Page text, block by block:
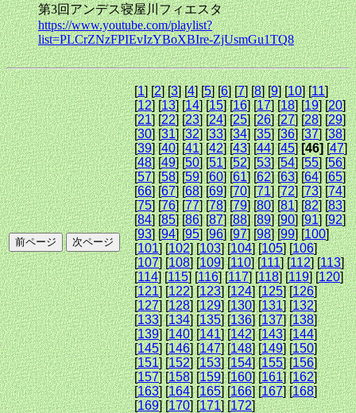
第3回アンデス寝屋川フィエスタ
https://www.youtube.com/playlist?
list=PLCrZNzFPIEvIzYBoXBIre-ZjUsmGu1TQ8
[1] [2] [3] [4] [5] [6] [7] [8] [9] [10] [11]
[12] [13] [14] [15] [16] [17] [18] [19] [20]
[21] [22] [23] [24] [25] [26] [27] [28] [29]
[30] [31] [32] [33] [34] [35] [36] [37] [38]
[39] [40] [41] [42] [43] [44] [45][46][47]
[48] [49] [50] [51] [52] [53] [54] [55] [56]
[57] [58] [59] [60] [61] [62] [63] [64] [65]
[66] [67] [68] [69] [70] [71] [72] [73] [74]
[75] [76] [77] [78] [79] [80] [81] [82] [83]
[84] [85] [86] [87] [88] [89] [90] [91] [92]
[93] [94] [95] [96] [97] [98] [99] [100]
[101] [102] [103] [104] [105] [106]
[107] [108] [109] [110] [111] [112] [113]
[114] [115] [116] [117] [118] [119] [120]
[121] [122] [123] [124] [125] [126]
[127] [128] [129] [130] [131] [132]
[133] [134] [135] [136] [137] [138]
[139] [140] [141] [142] [143] [144]
[145] [146] [147] [148] [149] [150]
[151] [152] [153] [154] [155] [156]
[157] [158] [159] [160] [161] [162]
[163] [164] [165] [166] [167] [168]
[169] [170] [171] [172]